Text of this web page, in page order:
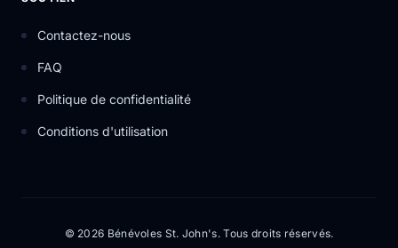
Contactez-nous
FAQ
Politique de confidentialité
Conditions d'utilisation
© 2026 Bénévoles St. John's. Tous droits réservés.